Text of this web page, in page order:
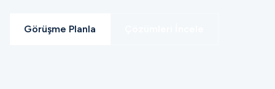
Görüşme Planla